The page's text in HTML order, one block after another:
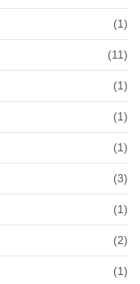
(1)
(11)
(1)
(1)
(1)
(3)
(1)
(2)
(1)